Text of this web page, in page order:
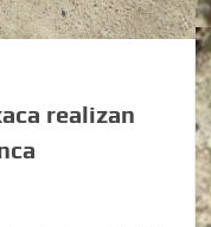
realizan